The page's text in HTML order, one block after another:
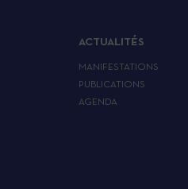
ACTUALITÉS
MANIFESTATIONS
PUBLICATIONS
AGENDA